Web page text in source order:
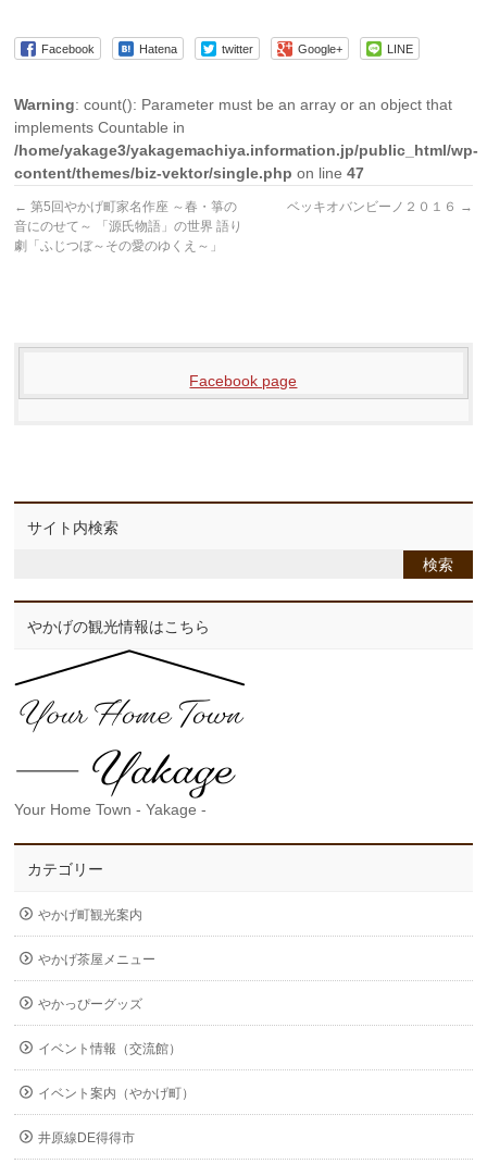
Facebook Hatena twitter Google+ LINE
Warning: count(): Parameter must be an array or an object that
implements Countable in
/home/yakage3/yakagemachiya.information.jp/public_html/wp-
content/themes/biz-vektor/single.php on line47
← 第5回やかげ町家名作座 ～春・箏の
音にのせて～ 「源氏物語」の世界 語り
劇「ふじつぼ～その愛のゆくえ～」
ベッキオバンビーノ２０１６ →
Facebook page
サイト内検索
やかげの観光情報はこちら
Your Home Town - Yakage -
カテゴリー
やかげ町観光案内
やかげ茶屋メニュー
やかっぴーグッズ
イベント情報（交流館）
イベント案内（やかげ町）
井原線DE得得市